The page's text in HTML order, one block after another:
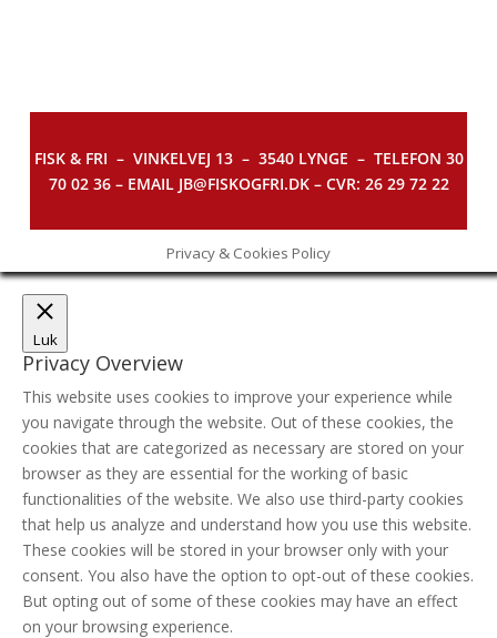
FISK & FRI – VINKELVEJ 13 – 3540 LYNGE – TELEFON 30
70 02 36 – EMAIL JB@FISKOGFRI.DK – CVR: 26 29 72 22
Privacy & Cookies Policy
Luk
Privacy Overview
This website uses cookies to improve your experience while
you navigate through the website. Out of these cookies, the
cookies that are categorized as necessary are stored on your
browser as they are essential for the working of basic
functionalities of the website. We also use third-party cookies
that help us analyze and understand how you use this website.
These cookies will be stored in your browser only with your
consent. You also have the option to opt-out of these cookies.
But opting out of some of these cookies may have an effect
on your browsing experience.